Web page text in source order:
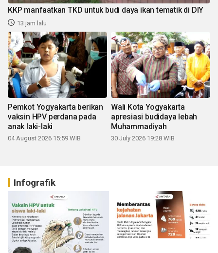
KKP manfaatkan TKD untuk budi daya ikan tematik di DIY
13 jam lalu
Pemkot Yogyakarta berikan
vaksin HPV perdana pada
anak laki-laki
04 August 2026 15:59 WIB
Wali Kota Yogyakarta
apresiasi budidaya lebah
Muhammadiyah
30 July 2026 19:28 WIB
Infografik